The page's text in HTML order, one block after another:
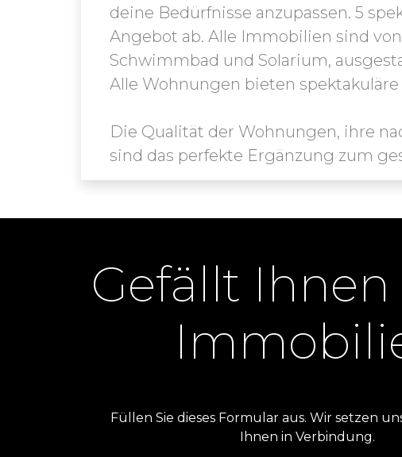
deine Bedürfnisse anzupassen. 5
Angebot ab. Alle Immobilien sind
Schwimmbad und Solarium,
Alle Wohnungen bieten spektakuläre
Die Qualität der Wohnungen, ihre
sind das perfekte Ergänzung zum
Gefällt Ihnen
Füllen Sie dieses Formular aus. Wir setzen
Ihnen in Verbindung.